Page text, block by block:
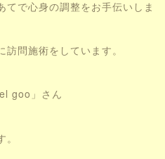
てで心身の調整をお手伝いしま
問施術をしています。
goo」さん